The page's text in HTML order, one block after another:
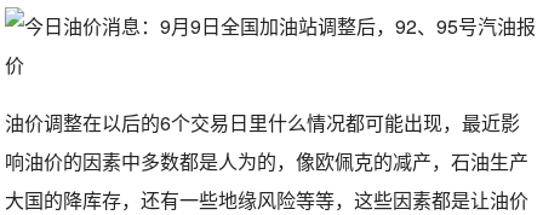
油价调整在以后的6个交易日里什么情况都可能出现，最近影
响油价的因素中多数都是人为的，像欧佩克的减产，石油生产
大国的降库存，还有一些地缘风险等等，这些因素都是让油价